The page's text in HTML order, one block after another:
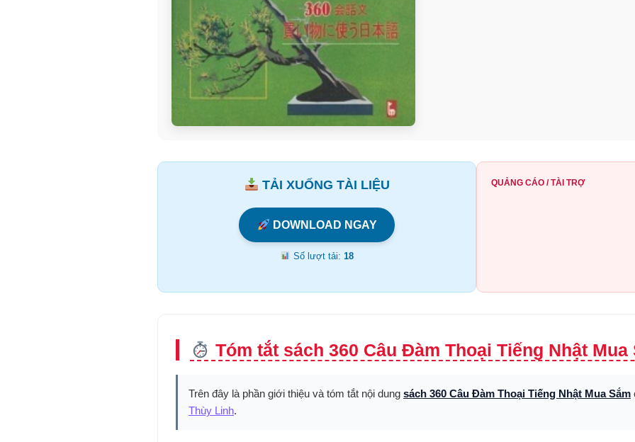
TẢI XUỐNG TÀI LIỆU
DOWNLOAD NGAY
Số lượt tải: 18
QUẢNG CÁO / TÀI TRỢ
Tóm tắt sách 360 Câu Đàm Thoại Tiếng Nhật Mua
Trên đây là phần giới thiệu và tóm tắt nội dung sách 360 Câu Đàm Thoại Tiếng Nhật Mua Sắm
Thùy Linh.